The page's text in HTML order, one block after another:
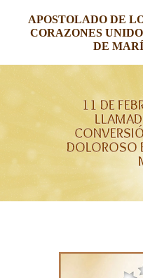
APOSTOLADO DE
CORAZONES
DE
11 DE
DOLOROSO